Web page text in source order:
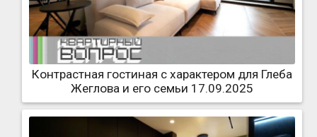
Контрастная гостиная с характером для Глеба
Жеглова и его семьи 17.09.2025